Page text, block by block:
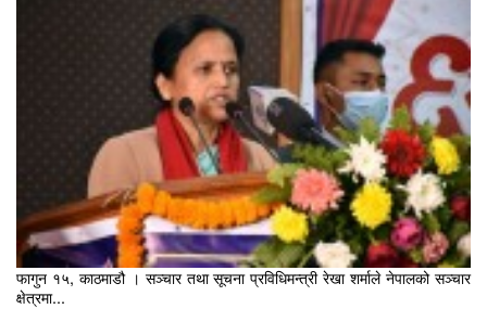
फागुन १५, काठमाडौ । सञ्चार तथा सूचना प्रविधिमन्त्री रेखा शर्माले नेपालको सञ्चार
क्षेत्रमा...